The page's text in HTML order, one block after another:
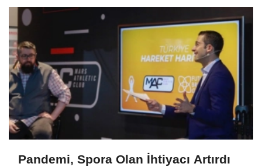
Pandemi, Spora Olan İhtiyacı Artırdı